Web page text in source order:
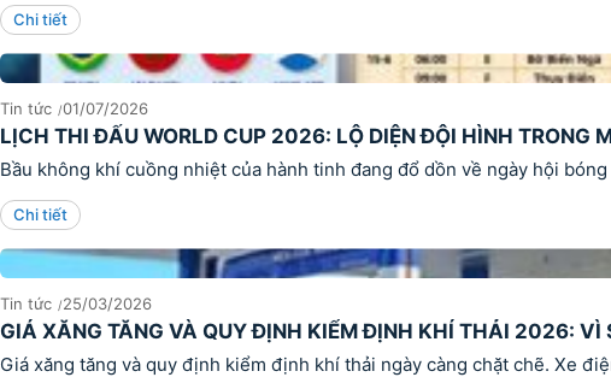
Chi tiết
Tin tức 01/07/2026
LỊCH THI ĐẤU WORLD CUP 2026: LỘ DIỆN ĐỘI HÌNH TRONG
Bầu không khí cuồng nhiệt của hành tinh đang đổ dồn về ngày hội
Chi tiết
Tin tức 25/03/2026
GIÁ XĂNG TĂNG VÀ QUY ĐỊNH KIỂM ĐỊNH KHÍ THẢI 2026: VÌ
Giá xăng tăng và quy định kiểm định khí thải ngày càng chặt chẽ. Xe